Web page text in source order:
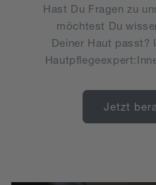
Hast Du Fragen zu
möchtest Du
Deiner Haut passt?
Jetzt